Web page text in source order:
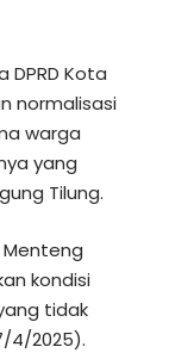
DPRD Kota
normalisasi
warga
yang
Tilung.
Menteng
kondisi
tidak
4/2025).